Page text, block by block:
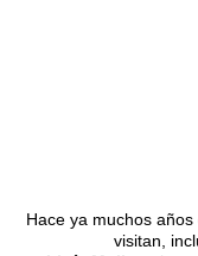
Hace ya muchos
visitan,